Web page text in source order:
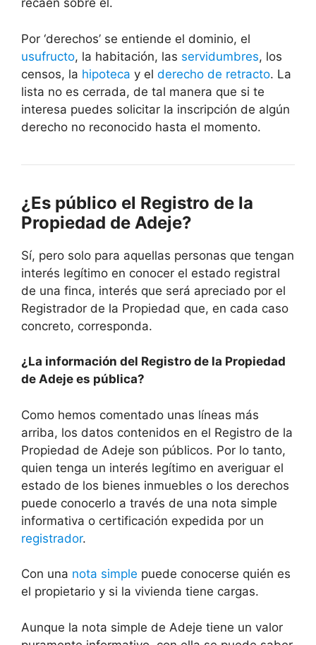
recaen sobre él.
Por ‘derechos’ se entiende el dominio, el
usufructo, la habitación, las servidumbres, los
censos, la hipoteca y el derecho de retracto. La
lista no es cerrada, de tal manera que si te
interesa puedes solicitar la inscripción de algún
derecho no reconocido hasta el momento.
¿Es público el Registro de la
Propiedad de Adeje?
Sí, pero solo para aquellas personas que tengan
interés legítimo en conocer el estado registral
de una finca, interés que será apreciado por el
Registrador de la Propiedad que, en cada caso
concreto, corresponda.
¿La información del Registro de la Propiedad
de Adeje es pública?
Como hemos comentado unas líneas más
arriba, los datos contenidos en el Registro de la
Propiedad de Adeje son públicos. Por lo tanto,
quien tenga un interés legítimo en averiguar el
estado de los bienes inmuebles o los derechos
puede conocerlo a través de una nota simple
informativa o certificación expedida por un
registrador.
Con una nota simple puede conocerse quién es
el propietario y si la vivienda tiene cargas.
Aunque la nota simple de Adeje tiene un valor